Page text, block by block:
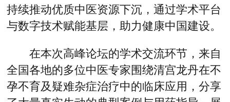
持续推动优质中医资源下沉，通过学术平台
与数字技术赋能基层，助力健康中国建设。
在本次高峰论坛的学术交流环节，来自
全国各地的多位中医专家围绕清宫龙丹在不
孕不育及疑难杂症治疗中的临床应用，分享